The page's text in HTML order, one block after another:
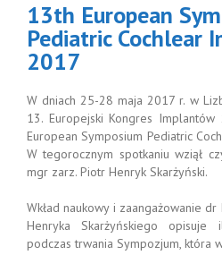
13th European
Pediatric Cochlear
2017
W dniach 25-28 maja 2017 r. w
13. Europejski Kongres
European Symposium Pediatric
W tegorocznym spotkaniu wziął
mgr zarz. Piotr Henryk Skarżyński.
Wkład naukowy i zaangażowanie
Henryka Skarżyńskiego opisuje
podczas trwania Sympozjum, która